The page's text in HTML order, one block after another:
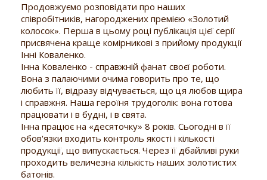
Продовжуємо розповідати про наших
співробітників, нагороджених премією «Золотий
колосок». Перша в цьому році публікація цієї серії
присвячена краще комірникові з прийому продукції
Інні Коваленко.
Інна Коваленко - справжній фанат своєї роботи.
Вона з палаючими очима говорить про те, що
любить її, відразу відчувається, що ця любов щира
і справжня. Наша героїня трудоголік: вона готова
працювати і в будні, і в свята.
Інна працює на «десяточку» 8 років. Сьогодні в її
обов'язки входить контроль якості і кількості
продукції, що випускається. Через її дбайливі руки
проходить величезна кількість наших золотистих
батонів.